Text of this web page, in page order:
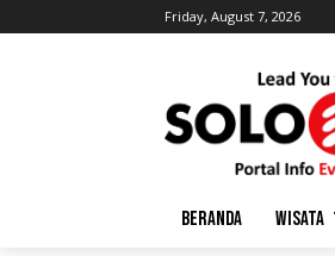
Friday, August 7, 2026
BERANDA WISATA